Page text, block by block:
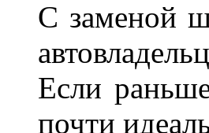
С заменой
Если
почти